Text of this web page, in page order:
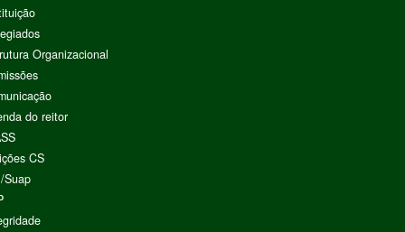
Organizacional
do reitor
CS
Suap